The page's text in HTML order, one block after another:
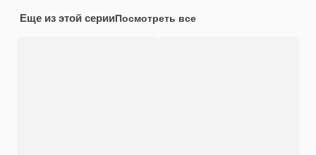
Еще из этой серииПосмотреть все